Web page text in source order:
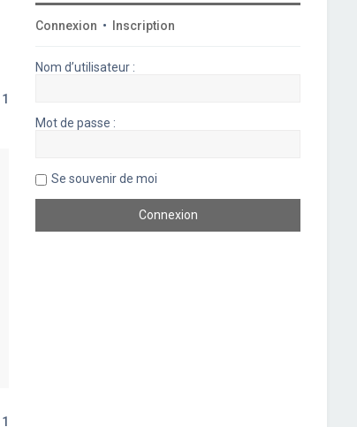
1
1
Connexion • Inscription
Nom d’utilisateur :
Mot de passe :
Se souvenir de moi